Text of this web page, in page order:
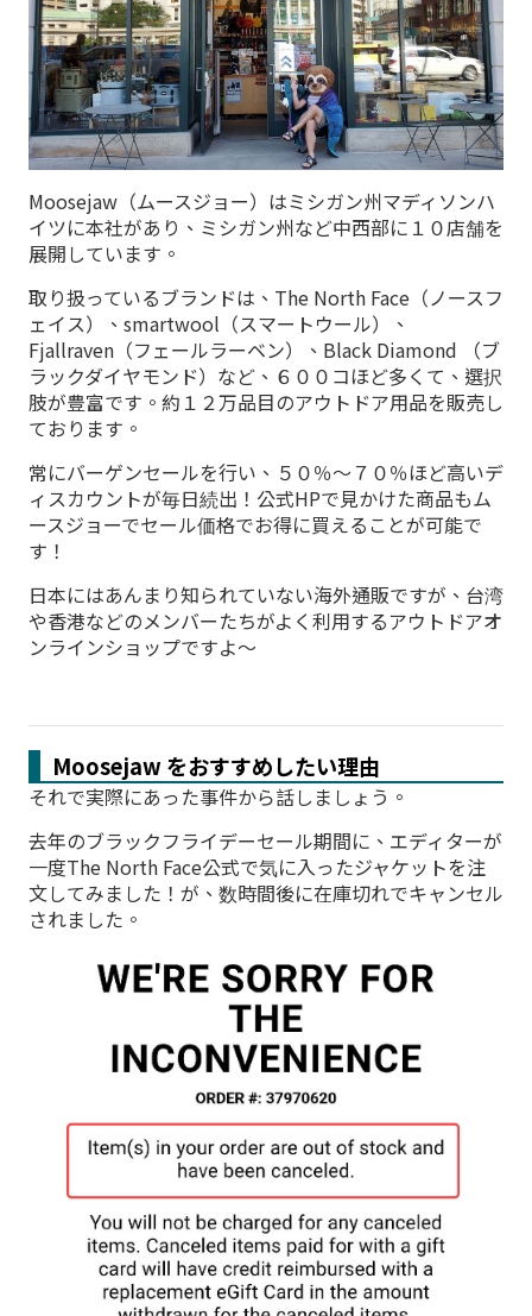
Moosejaw（ムースジョー）はミシガン州マディソンハ
イツに本社があり、ミシガン州など中西部に１０店舗を
展開しています。
取り扱っているブランドは、The North Face（ノースフ
ェイス）、smartwool（スマートウール）、
Fjallraven（フェールラーベン）、Black Diamond （ブ
ラックダイヤモンド）など、６００コほど多くて、選択
肢が豊富です。約１２万品目のアウトドア用品を販売し
ております。
常にバーゲンセールを行い、５０％～７０％ほど高いデ
ィスカウントが毎日続出！公式HPで見かけた商品もム
ースジョーでセール価格でお得に買えることが可能で
す！
日本にはあんまり知られていない海外通販ですが、台湾
や香港などのメンバーたちがよく利用するアウトドアオ
ンラインショップですよ～
Moosejaw をおすすめしたい理由
それで実際にあった事件から話しましょう。
去年のブラックフライデーセール期間に、エディターが
一度The North Face公式で気に入ったジャケットを注
文してみました！が、数時間後に在庫切れでキャンセル
されました。